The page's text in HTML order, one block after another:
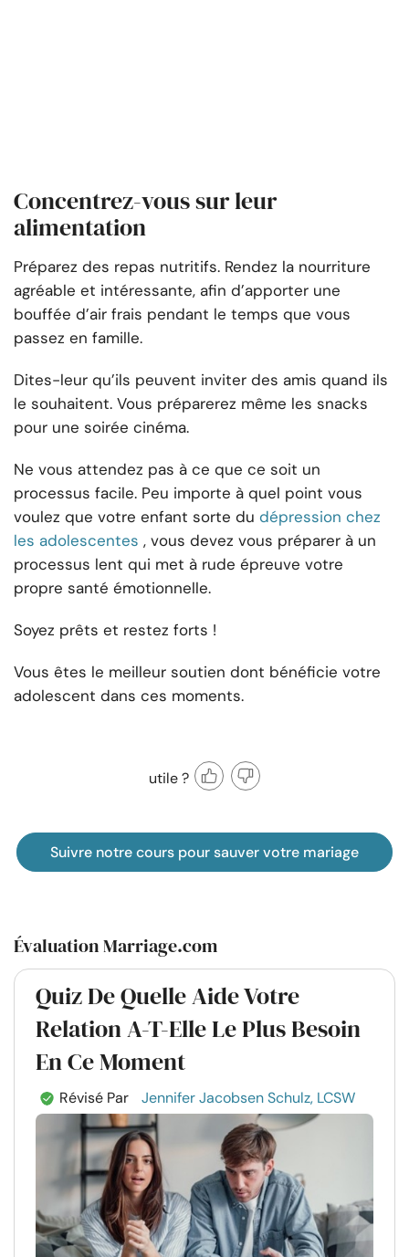
Concentrez-vous sur leur
alimentation
Préparez des repas nutritifs. Rendez la nourriture
agréable et intéressante, afin d’apporter une
bouffée d’air frais pendant le temps que vous
passez en famille.
Dites-leur qu’ils peuvent inviter des amis quand ils
le souhaitent. Vous préparerez même les snacks
pour une soirée cinéma.
Ne vous attendez pas à ce que ce soit un
processus facile. Peu importe à quel point vous
voulez que votre enfant sorte du dépression chez
les adolescentes , vous devez vous préparer à un
processus lent qui met à rude épreuve votre
propre santé émotionnelle.
Soyez prêts et restez forts !
Vous êtes le meilleur soutien dont bénéficie votre
adolescent dans ces moments.
utile ?
Suivre notre cours pour sauver votre mariage
Évaluation Marriage.com
Quiz De Quelle Aide Votre
Relation A-T-Elle Le Plus Besoin
En Ce Moment
Révisé Par Jennifer Jacobsen Schulz, LCSW